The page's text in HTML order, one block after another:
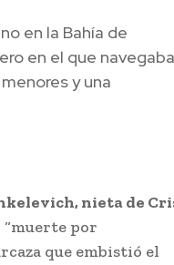
en la Bahía de
en el que navegaba
y una
nieta de
por
que embistió el